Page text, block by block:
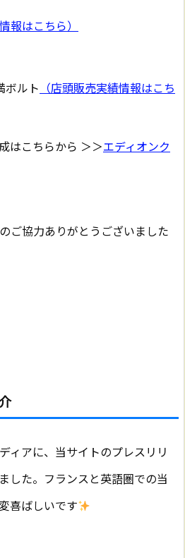
報はこちら）
ボルト （店頭販売実績情報はこち
はこちらから ＞＞エディオンク
ご協力ありがとうございました
ィアに、当サイトのプレスリリ
した。フランスと英語圏での当
喜ばしいです